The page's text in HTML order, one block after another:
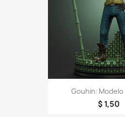
Gouhin: Modelo
$ 1,50